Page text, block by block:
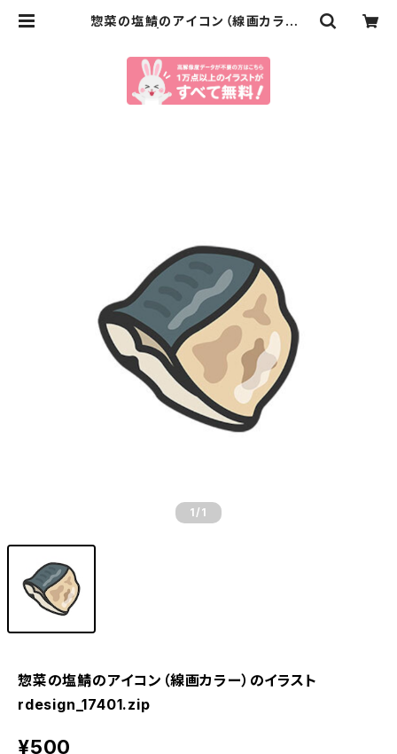
惣菜の塩鯖のアイコン（線画カラー）
1 /1
惣菜の塩鯖のアイコン（線画カラー）のイラスト
rdesign_17401.zip
¥500